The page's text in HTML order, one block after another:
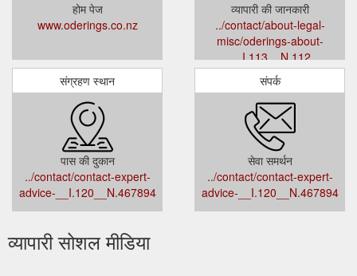
होम पेज
www.oderings.co.nz
व्यापारी की जानकारी
../contact/about-legal-
misc/oderings-about-
__I.113__N.112
संग्रहण स्थान
पास की दुकान
../contact/contact-expert-
advice-__I.120__N.467894
संपर्क
सेवा समर्थन
../contact/contact-expert-
advice-__I.120__N.467894
व्यापारी सोशल मीडिया